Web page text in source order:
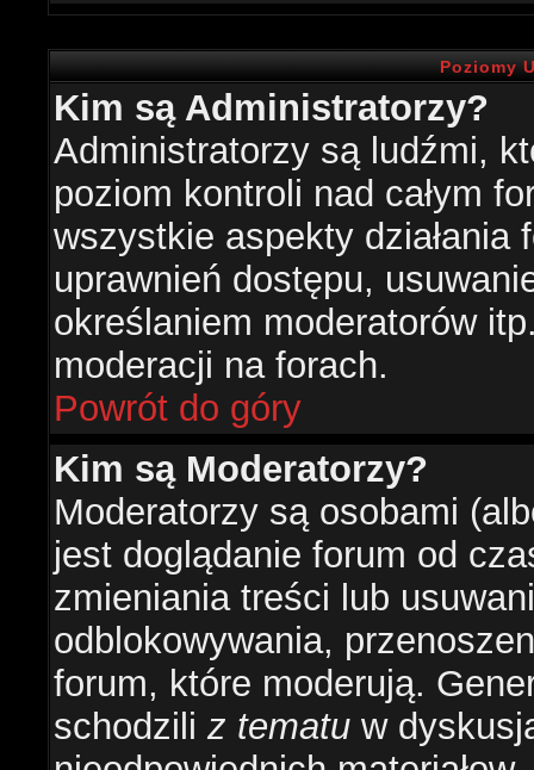
Poziomy
Kim są Administratorzy?
Administratorzy są ludźmi,
poziom kontroli nad całym
wszystkie aspekty działania
uprawnień dostępu,
określaniem moderatorów
moderacji na forach.
Powrót do góry
Kim są Moderatorzy?
Moderatorzy są osobami
jest doglądanie forum od
zmieniania treści lub
odblokowywania,
forum, które moderują.
schodzili z tematu w